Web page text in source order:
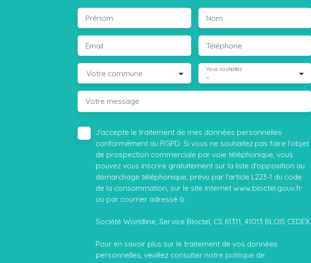
Prénom Nom
Email Téléphone
Votre commune -
Vous souhaitez
Votre message
J'accepte le traitement de mes données personnelles
conformément au RGPD. Si vous ne souhaitez pas faire l'objet
de prospection commerciale par voie téléphonique, vous
pouvez vous inscrire gratuitement sur la liste d'opposition au
démarchage téléphonique, prévu par l'article L223-1 du code
de la consommation, sur le site Internet www.bloctel.gouv.fr
ou par courrier adressé à :
Société Worldline, Service Bloctel, CS 61311, 41013 BLOIS CEDEX.
Pour en savoir plus sur le traitement de vos données
personnelles, veuillez consulter notre politique de